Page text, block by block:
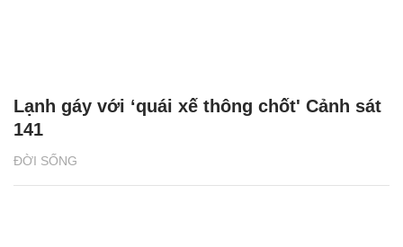
ĐỜI SỐNG
Lạnh gáy với ‘quái xế thông chốt' Cảnh sát
141